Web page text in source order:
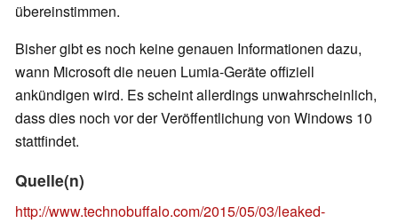
übereinstimmen.
Bisher gibt es noch keine genauen Informationen dazu,
wann Microsoft die neuen Lumia-Geräte offiziell
ankündigen wird. Es scheint allerdings unwahrscheinlich,
dass dies noch vor der Veröffentlichung von Windows 10
stattfindet.
Quelle(n)
http://www.technobuffalo.com/2015/05/03/leaked-